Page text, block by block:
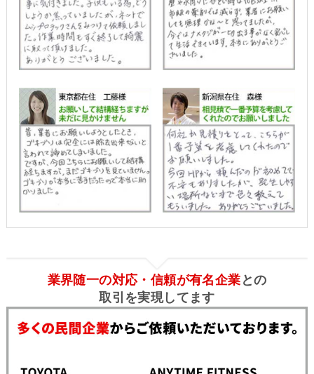
業界随一の対応・信頼が有名企業 との
取引を実現してます